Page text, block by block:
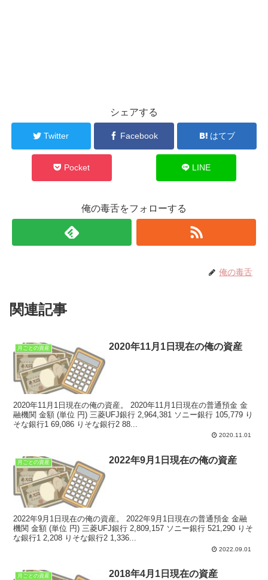
シェアする
Twitter Facebook はてブ
Pocket LINE
俺の毒舌をフォローする
俺の毒舌
関連記事
月ごとの資産 2020年11月1日現在の俺の資産
2020年11月1日現在の俺の資産。 2020年11月1日現在の普通預金 金
融機関 金額 (単位 円) 三菱UFJ銀行 2,964,381 ソニー銀行 105,779 り
そな銀行1 69,086 りそな銀行2 88...
2020.11.01
月ごとの資産 2022年9月1日現在の俺の資産
2022年9月1日現在の俺の資産。 2022年9月1日現在の普通預金 金融
機関 金額 (単位 円) 三菱UFJ銀行 2,809,157 ソニー銀行 521,290 りそ
な銀行1 2,208 りそな銀行2 1,336...
2022.09.01
月ごとの資産 2018年4月1日現在の資産